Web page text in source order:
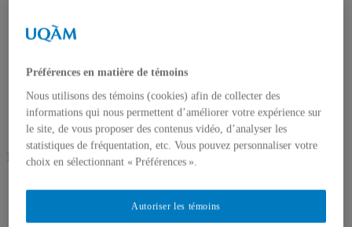
Infolettres et Bulletins
N ous suivre sur :
Préférences en matière de témoins
Nous utilisons des témoins (cookies) afin de collecter des
informations qui nous permettent d’améliorer votre expérience sur
le site, de vous proposer des contenus vidéo, d’analyser les
statistiques de fréquentation, etc. Vous pouvez personnaliser votre
choix en sélectionnant « Préférences ».
Autoriser les témoins